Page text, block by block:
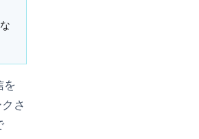
を
さ